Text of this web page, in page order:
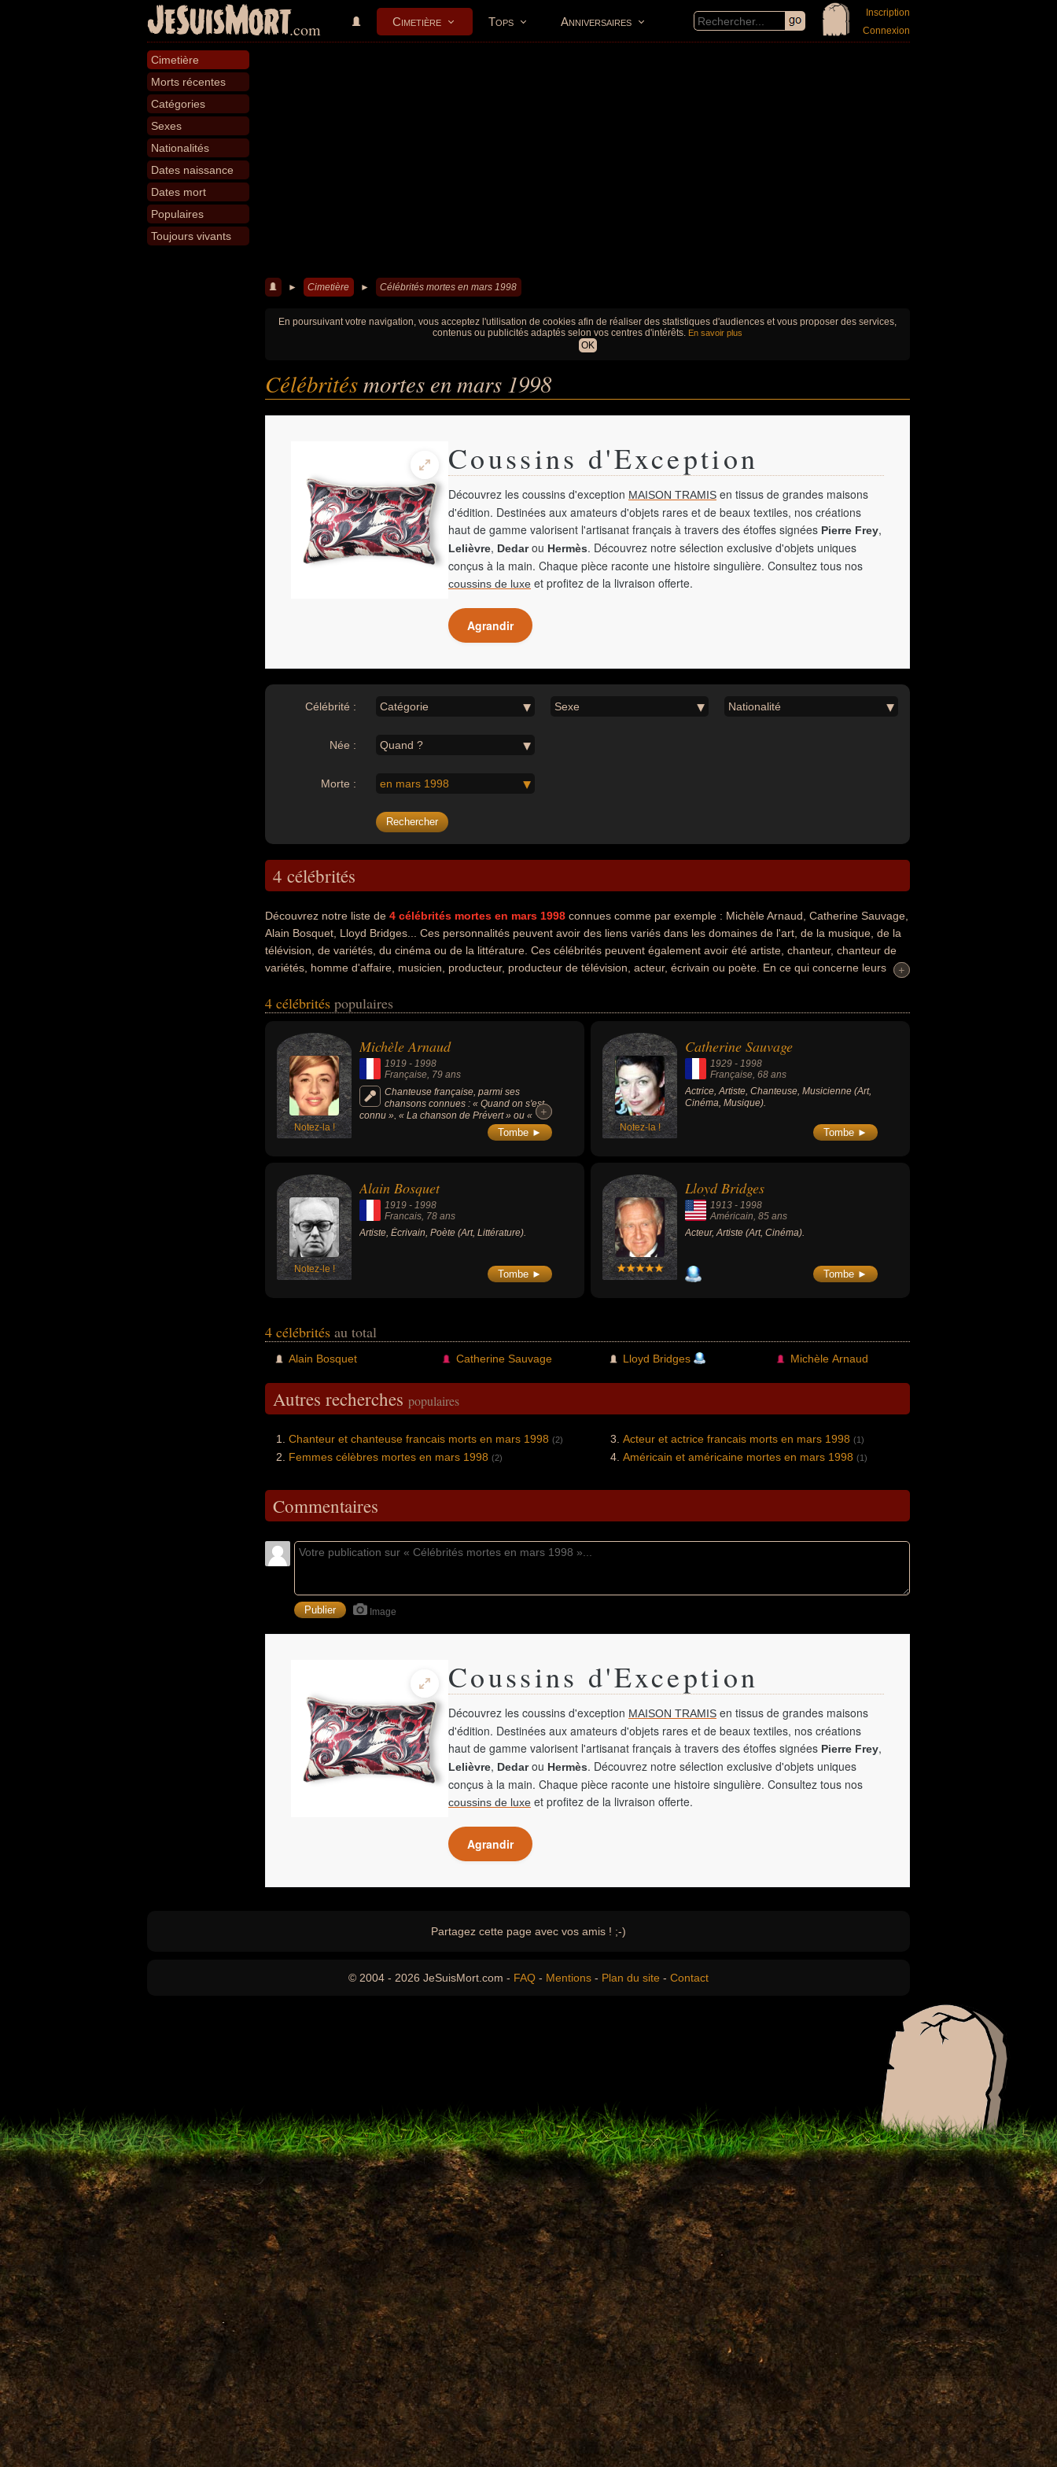
JeSuisMort.com Cimetière Tops Anniversaires
Inscription
Connexion
Cimetière
Morts récentes
Catégories
Sexes
Nationalités
Dates naissance
Dates mort
Populaires
Toujours vivants
► Cimetière ► Célébrités mortes en mars 1998
En poursuivant votre navigation, vous acceptez l'utilisation de cookies afin de réaliser des statistiques d'audiences et vous proposer des services,
contenus ou publicités adaptés selon vos centres d'intérêts. En savoir plus
OK
Célébritésmortes en mars 1998
Coussins d'Exception
Découvrez les coussins d'exception MAISON TRAMIS en tissus de grandes maisons
d'édition. Destinées aux amateurs d'objets rares et de beaux textiles, nos créations
haut de gamme valorisent l'artisanat français à travers des étoffes signées Pierre Frey,
Lelièvre, Dedarou Hermès. Découvrez notre sélection exclusive d'objets uniques
conçus à la main. Chaque pièce raconte une histoire singulière. Consultez tous nos
coussins de luxe et profitez de la livraison offerte.
Agrandir
Célébrité : Catégorie Sexe Nationalité
Née : Quand ?
Morte : en mars 1998
4 célébrités
Découvrez notre liste de 4 célébrités mortes en mars 1998 connues comme par exemple : Michèle Arnaud, Catherine Sauvage,
Alain Bosquet, Lloyd Bridges... Ces personnalités peuvent avoir des liens variés dans les domaines de l'art, de la musique, de la
télévision, de variétés, du cinéma ou de la littérature. Ces célébrités peuvent également avoir été artiste, chanteur, chanteur de
variétés, homme d'affaire, musicien, producteur, producteur de télévision, acteur, écrivain ou poète. En ce qui concerne leurs
+
+
4 célébrités populaires
Notez-la !
Michèle Arnaud
1919 - 1998
Française, 79 ans
Chanteuse française, parmi ses
chansons connues : « Quand on s'est
connu », « La chanson de Prévert » ou «
+
+
Tombe ► Notez-la !
Catherine Sauvage
1929 -1998
Française, 68 ans
Actrice, Artiste, Chanteuse, Musicienne (Art,
Cinéma, Musique).
Tombe ►
Notez-le !
Alain Bosquet
1919 - 1998
Francais, 78 ans
Artiste, Écrivain, Poète (Art, Littérature).
Tombe ►
Lloyd Bridges
1913 -1998
Américain, 85 ans
Acteur, Artiste (Art, Cinéma).
Tombe ►
4 célébrités au total
Alain Bosquet Catherine Sauvage Lloyd Bridges Michèle Arnaud
Autres recherches populaires
Chanteur et chanteuse francais morts en mars 1998 (2)
Femmes célèbres mortes en mars 1998 (2)
Acteur et actrice francais morts en mars 1998 (1)
Américain et américaine mortes en mars 1998 (1)
Commentaires
Image
Coussins d'Exception
Découvrez les coussins d'exception MAISON TRAMIS en tissus de grandes maisons
d'édition. Destinées aux amateurs d'objets rares et de beaux textiles, nos créations
haut de gamme valorisent l'artisanat français à travers des étoffes signées Pierre Frey,
Lelièvre, Dedarou Hermès. Découvrez notre sélection exclusive d'objets uniques
conçus à la main. Chaque pièce raconte une histoire singulière. Consultez tous nos
coussins de luxe et profitez de la livraison offerte.
Agrandir
Partagez cette page avec vos amis ! ;-)
© 2004 - 2026 JeSuisMort.com - FAQ - Mentions - Plan du site - Contact